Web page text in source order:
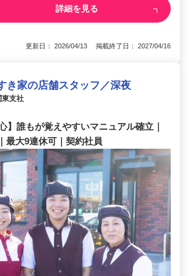
詳細を見る
更新日： 2026/04/13 掲載終了日： 2027/04/16
き家の店舗スタッフ／深夜
支社
】誰もが覚えやすいマニュアル確立｜
最大9連休可｜契約社員